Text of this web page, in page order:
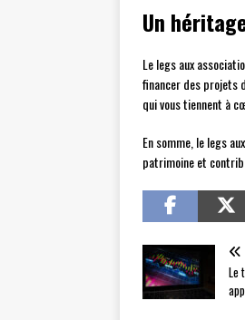
Un
Le legs aux
financer des projets
qui vous tiennent à
En somme, le legs
patrimoine et
Le